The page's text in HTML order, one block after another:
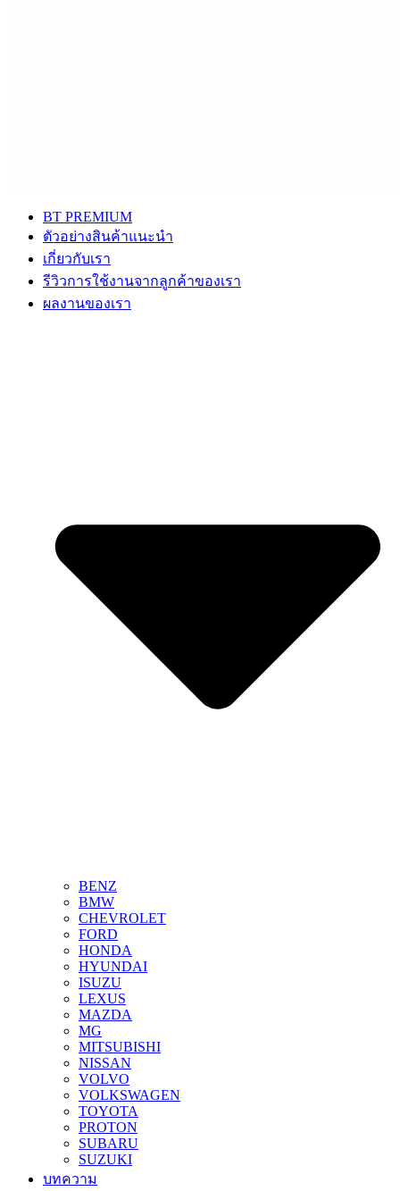
BT PREMIUM
ตัวอย่างสินค้าแนะนำ
เกี่ยวกับเรา
รีวิวการใช้งานจากลูกค้าของเรา
ผลงานของเรา
BENZ
BMW
CHEVROLET
FORD
HONDA
HYUNDAI
ISUZU
LEXUS
MAZDA
MG
MITSUBISHI
NISSAN
VOLVO
VOLKSWAGEN
TOYOTA
PROTON
SUBARU
SUZUKI
บทความ